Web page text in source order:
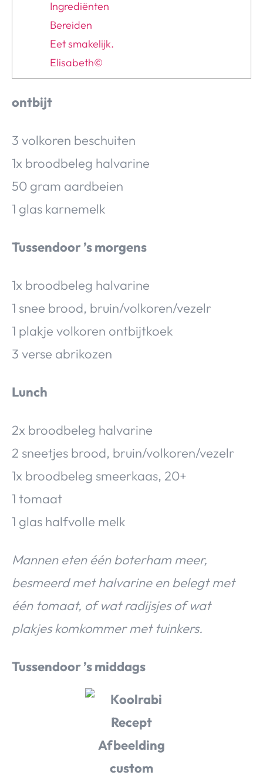
Ingrediënten
Bereiden
Eet smakelijk.
Elisabeth©
ontbijt
3 volkoren beschuiten
1x broodbeleg halvarine
50 gram aardbeien
1 glas karnemelk
Tussendoor ’s morgens
1x broodbeleg halvarine
1 snee brood, bruin/volkoren/vezelr
1 plakje volkoren ontbijtkoek
3 verse abrikozen
Lunch
2x broodbeleg halvarine
2 sneetjes brood, bruin/volkoren/vezelr
1x broodbeleg smeerkaas, 20+
1 tomaat
1 glas halfvolle melk
Mannen eten één boterham meer,
besmeerd met halvarine en belegt met
één tomaat, of wat radijsjes of wat
plakjes komkommer met tuinkers.
Tussendoor ’s middags